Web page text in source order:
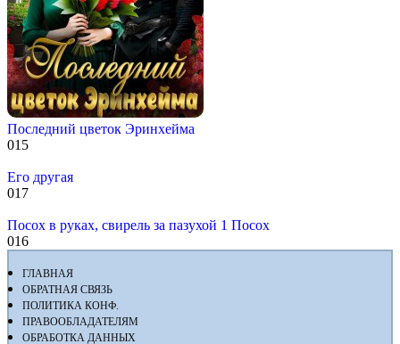
Последний цветок Эринхейма
015
Его другая
017
Посох в руках, свирель за пазухой 1 Посох
016
ГЛАВНАЯ
ОБРАТНАЯ СВЯЗЬ
ПОЛИТИКА КОНФ.
ПРАВООБЛАДАТЕЛЯМ
ОБРАБОТКА ДАННЫХ